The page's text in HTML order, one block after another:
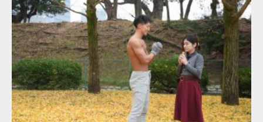
Update: 2021.07.8
Category:公園のマッチョ その他 AKIHITO(細マッチョ) 上腕三頭筋
肩
ダウンロード